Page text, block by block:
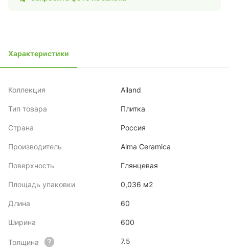
Характеристики
Коллекция Ailand
Тип товара Плитка
Страна Россия
Производитель Alma Ceramica
Поверхность Глянцевая
Площадь упаковки 0,036 м2
Длина 60
Ширина 600
Толщина 7.5